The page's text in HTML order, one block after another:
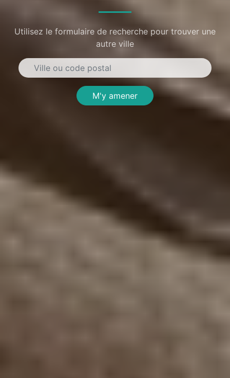
Utilisez le formulaire de recherche pour trouver une
autre ville
M'y amener